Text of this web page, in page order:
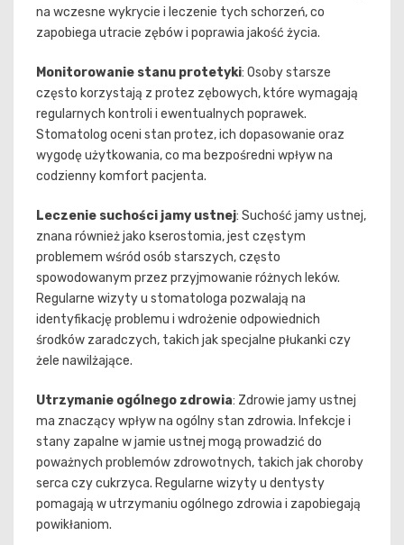
na wczesne wykrycie i leczenie tych schorzeń, co
zapobiega utracie zębów i poprawia jakość życia.
Monitorowanie stanu protetyki: Osoby starsze
często korzystają z protez zębowych, które wymagają
regularnych kontroli i ewentualnych poprawek.
Stomatolog oceni stan protez, ich dopasowanie oraz
wygodę użytkowania, co ma bezpośredni wpływ na
codzienny komfort pacjenta.
Leczenie suchości jamy ustnej: Suchość jamy ustnej,
znana również jako kserostomia, jest częstym
problemem wśród osób starszych, często
spowodowanym przez przyjmowanie różnych leków.
Regularne wizyty u stomatologa pozwalają na
identyfikację problemu i wdrożenie odpowiednich
środków zaradczych, takich jak specjalne płukanki czy
żele nawilżające.
Utrzymanie ogólnego zdrowia: Zdrowie jamy ustnej
ma znaczący wpływ na ogólny stan zdrowia. Infekcje i
stany zapalne w jamie ustnej mogą prowadzić do
poważnych problemów zdrowotnych, takich jak choroby
serca czy cukrzyca. Regularne wizyty u dentysty
pomagają w utrzymaniu ogólnego zdrowia i zapobiegają
powikłaniom.